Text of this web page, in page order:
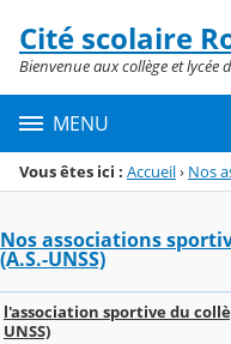
Menu de la rubrique
Contenu
Cité scolaire
Bienvenue aux collège et
MENU
Vous êtes ici : Accueil› Nos
Nos associations
(A.S.-UNSS)
l'association sportive du
UNSS)